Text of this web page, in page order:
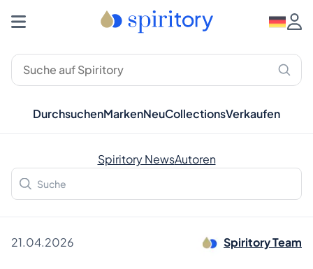
DurchsuchenMarkenNeuCollectionsVerkaufen
Spiritory NewsAutoren
21.04.2026 Spiritory Team